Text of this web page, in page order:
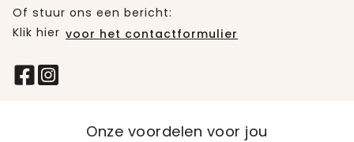
Of stuur ons een bericht:
Klik hier voor het contactformulier
Onze voordelen voor jou